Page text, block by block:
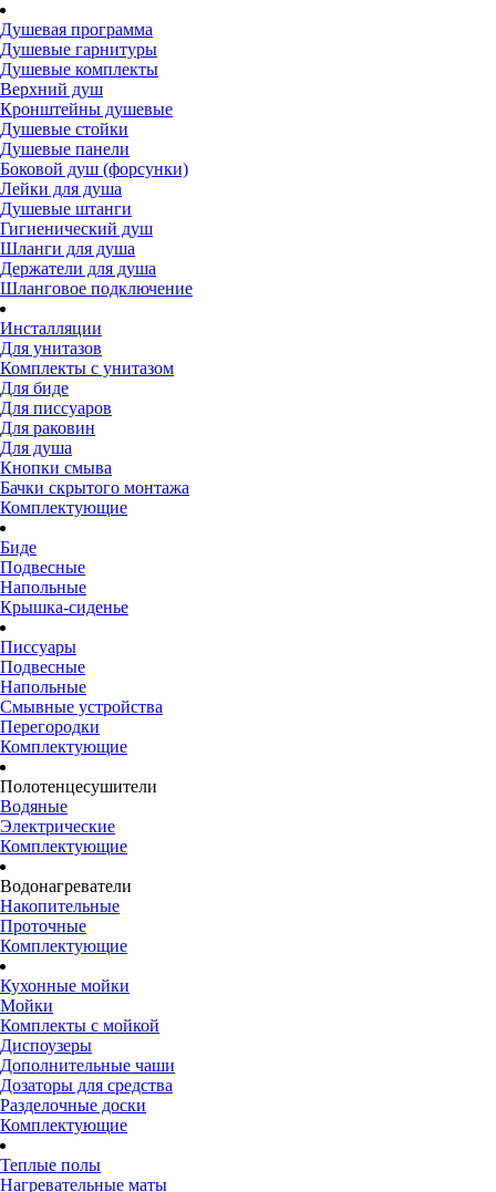
Душевая программа
Душевые гарнитуры
Душевые комплекты
Верхний душ
Кронштейны душевые
Душевые стойки
Душевые панели
Боковой душ (форсунки)
Лейки для душа
Душевые штанги
Гигиенический душ
Шланги для душа
Держатели для душа
Шланговое подключение
Инсталляции
Для унитазов
Комплекты с унитазом
Для биде
Для писсуаров
Для раковин
Для душа
Кнопки смыва
Бачки скрытого монтажа
Комплектующие
Биде
Подвесные
Напольные
Крышка-сиденье
Писсуары
Подвесные
Напольные
Смывные устройства
Перегородки
Комплектующие
Полотенцесушители
Водяные
Электрические
Комплектующие
Водонагреватели
Накопительные
Проточные
Комплектующие
Кухонные мойки
Мойки
Комплекты с мойкой
Диспоузеры
Дополнительные чаши
Дозаторы для средства
Разделочные доски
Комплектующие
Теплые полы
Нагревательные маты